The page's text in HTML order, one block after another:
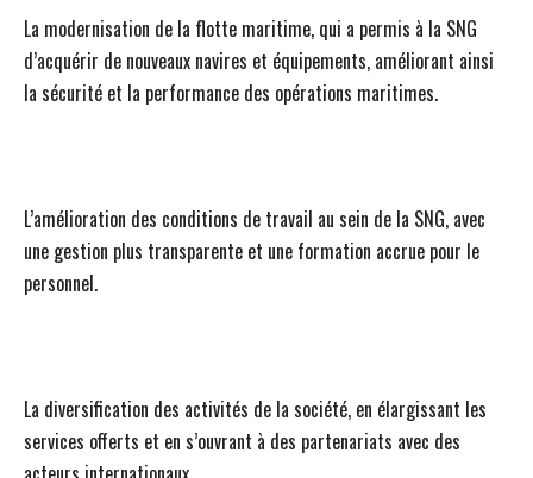
La modernisation de la flotte maritime, qui a permis à la SNG
d’acquérir de nouveaux navires et équipements, améliorant ainsi
la sécurité et la performance des opérations maritimes.
L’amélioration des conditions de travail au sein de la SNG, avec
une gestion plus transparente et une formation accrue pour le
personnel.
La diversification des activités de la société, en élargissant les
services offerts et en s’ouvrant à des partenariats avec des